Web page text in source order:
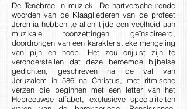
De Tenebrae in muziek. De hartverscheurende
woorden van de Klaagliederen van de profeet
Jeremia hebben te allen tijde een veelheid aan
muzikale toonzettingen geïnspireerd,
doordrongen van een karakteristieke mengeling
van pijn en hoop. Het zou onjuist zijn te
veronderstellen dat deze beroemde bijbelse
gedichten, geschreven na de val van
Jeruzalem in 586 na Christus, met ritmische
verzen die beginnen met een letter van het
Hebreeuwse alfabet, exclusieve specialiteiten